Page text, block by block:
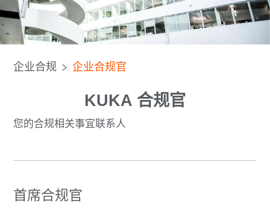
企业合规 企业合规官
KUKA 合规官
您的合规相关事宜联系人
首席合规官